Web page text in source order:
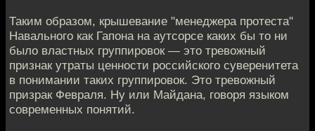
Таким образом, крышевание "менеджера протеста"
Навального как Гапона на аутсорсе каких бы то ни
было властных группировок — это тревожный
признак утраты ценности российского суверенитета
в понимании таких группировок. Это тревожный
призрак Февраля. Ну или Майдана, говоря языком
современных понятий.